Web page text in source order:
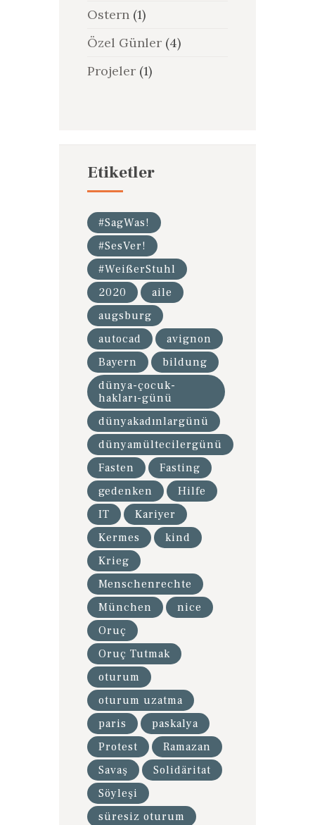
Ostern(1)
Özel Günler(4)
Projeler(1)
Etiketler
#SagWas!
#SesVer!
#WeißerStuhl
2020
aile
augsburg
autocad
avignon
Bayern
bildung
dünya-çocuk-
hakları-günü
dünyakadınlargünü
dünyamültecilergünü
Fasten
Fasting
gedenken
Hilfe
IT
Kariyer
Kermes
kind
Krieg
Menschenrechte
München
nice
Oruç
Oruç Tutmak
oturum
oturum uzatma
paris
paskalya
Protest
Ramazan
Savaş
Solidäritat
Söyleşi
süresiz oturum